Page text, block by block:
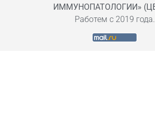
ИММУНОПАТОЛОГИИ»
Работем с 2019 года.